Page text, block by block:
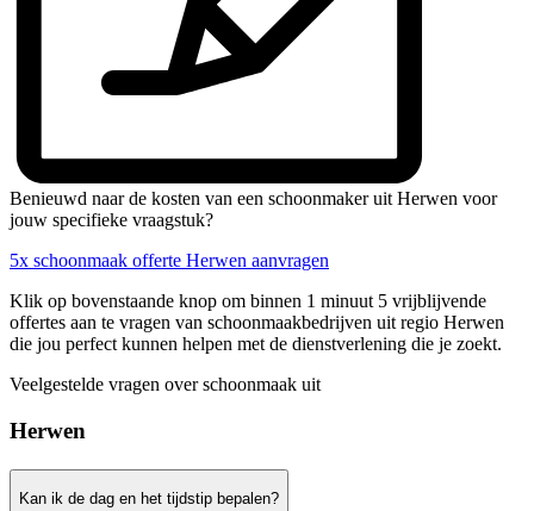
Benieuwd naar de kosten van een schoonmaker uit Herwen voor
jouw specifieke vraagstuk?
5x schoonmaak offerte Herwen aanvragen
Klik op bovenstaande knop om binnen 1 minuut 5 vrijblijvende
offertes aan te vragen van schoonmaakbedrijven uit regio Herwen
die jou perfect kunnen helpen met de dienstverlening die je zoekt.
Veelgestelde vragen over schoonmaak uit
Herwen
Kan ik de dag en het tijdstip bepalen?